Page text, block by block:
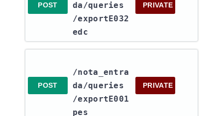
POST
da​/queries​
/exportE032
edc
PRIVATE
POST
/nota_entra
da​/queries​
/exportE001
pes
PRIVATE